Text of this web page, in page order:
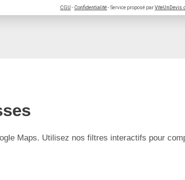
CGU - Confidentialité- Service proposé par
Maps. Utilisez nos filtres interactifs pour